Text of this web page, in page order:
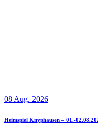
08 Aug. 2026
Heimspiel Knyphausen – 01.-